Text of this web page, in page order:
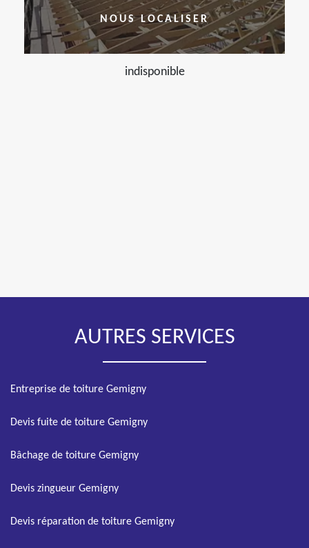
NOUS LOCALISER
indisponible
AUTRES SERVICES
Entreprise de toiture Gemigny
Devis fuite de toiture Gemigny
Bâchage de toiture Gemigny
Devis zingueur Gemigny
Devis réparation de toiture Gemigny